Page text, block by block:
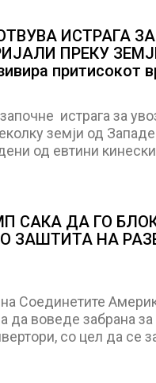
ИСТРАГА
ПРЕКУ
притисокот
истрага за
земји од
од евтини
САКА ДА ГО
ЗАШТИТА НА
Соединетите
воведе забрана за
со цел да се